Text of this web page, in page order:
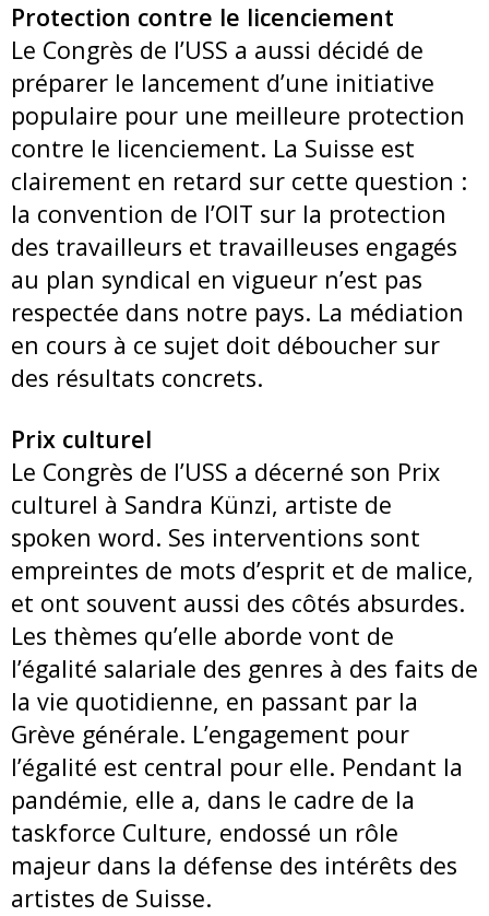
Protection contre le licenciement
Le Congrès de l’USS a aussi décidé de
préparer le lancement d’une initiative
populaire pour une meilleure protection
contre le licenciement. La Suisse est
clairement en retard sur cette question :
la convention de l’OIT sur la protection
des travailleurs et travailleuses engagés
au plan syndical en vigueur n’est pas
respectée dans notre pays. La médiation
en cours à ce sujet doit déboucher sur
des résultats concrets.
Prix culturel
Le Congrès de l’USS a décerné son Prix
culturel à Sandra Künzi, artiste de
spoken word. Ses interventions sont
empreintes de mots d’esprit et de malice,
et ont souvent aussi des côtés absurdes.
Les thèmes qu’elle aborde vont de
l’égalité salariale des genres à des faits de
la vie quotidienne, en passant par la
Grève générale. L’engagement pour
l’égalité est central pour elle. Pendant la
pandémie, elle a, dans le cadre de la
taskforce Culture, endossé un rôle
majeur dans la défense des intérêts des
artistes de Suisse.